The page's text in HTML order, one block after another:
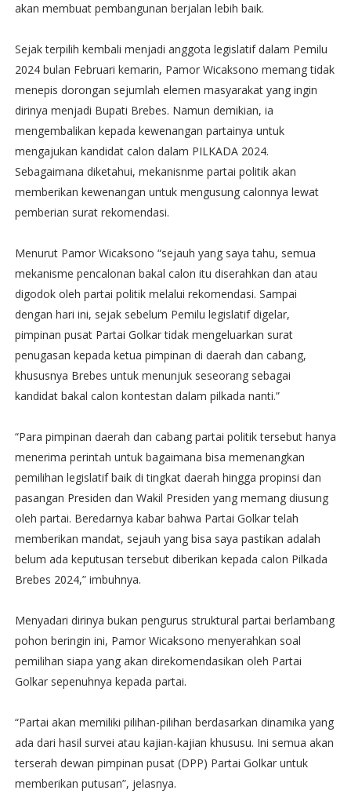
akan membuat pembangunan berjalan lebih baik.
Sejak terpilih kembali menjadi anggota legislatif dalam Pemilu
2024 bulan Februari kemarin, Pamor Wicaksono memang tidak
menepis dorongan sejumlah elemen masyarakat yang ingin
dirinya menjadi Bupati Brebes. Namun demikian, ia
mengembalikan kepada kewenangan partainya untuk
mengajukan kandidat calon dalam PILKADA 2024.
Sebagaimana diketahui, mekanisnme partai politik akan
memberikan kewenangan untuk mengusung calonnya lewat
pemberian surat rekomendasi.
Menurut Pamor Wicaksono “sejauh yang saya tahu, semua
mekanisme pencalonan bakal calon itu diserahkan dan atau
digodok oleh partai politik melalui rekomendasi. Sampai
dengan hari ini, sejak sebelum Pemilu legislatif digelar,
pimpinan pusat Partai Golkar tidak mengeluarkan surat
penugasan kepada ketua pimpinan di daerah dan cabang,
khususnya Brebes untuk menunjuk seseorang sebagai
kandidat bakal calon kontestan dalam pilkada nanti.”
“Para pimpinan daerah dan cabang partai politik tersebut hanya
menerima perintah untuk bagaimana bisa memenangkan
pemilihan legislatif baik di tingkat daerah hingga propinsi dan
pasangan Presiden dan Wakil Presiden yang memang diusung
oleh partai. Beredarnya kabar bahwa Partai Golkar telah
memberikan mandat, sejauh yang bisa saya pastikan adalah
belum ada keputusan tersebut diberikan kepada calon Pilkada
Brebes 2024,” imbuhnya.
Menyadari dirinya bukan pengurus struktural partai berlambang
pohon beringin ini, Pamor Wicaksono menyerahkan soal
pemilihan siapa yang akan direkomendasikan oleh Partai
Golkar sepenuhnya kepada partai.
“Partai akan memiliki pilihan-pilihan berdasarkan dinamika yang
ada dari hasil survei atau kajian-kajian khususu. Ini semua akan
terserah dewan pimpinan pusat (DPP) Partai Golkar untuk
memberikan putusan”, jelasnya.